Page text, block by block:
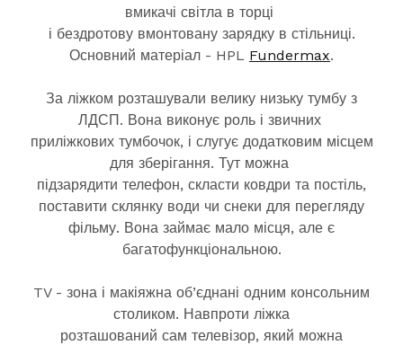
вмикачі світла в торці
і бездротову вмонтовану зарядку в стільниці.
Основний матеріал - HPL Fundermax.
За ліжком розташували велику низьку тумбу з
ЛДСП. Вона виконує роль і звичних
приліжкових тумбочок, і слугує додатковим місцем
для зберігання. Тут можна
підзарядити телефон, скласти ковдри та постіль,
поставити склянку води чи снеки для перегляду
фільму. Вона займає мало місця, але є
багатофункціональною.
TV - зона і макіяжна об’єднані одним консольним
столиком. Навпроти ліжка
розташований сам телевізор, який можна